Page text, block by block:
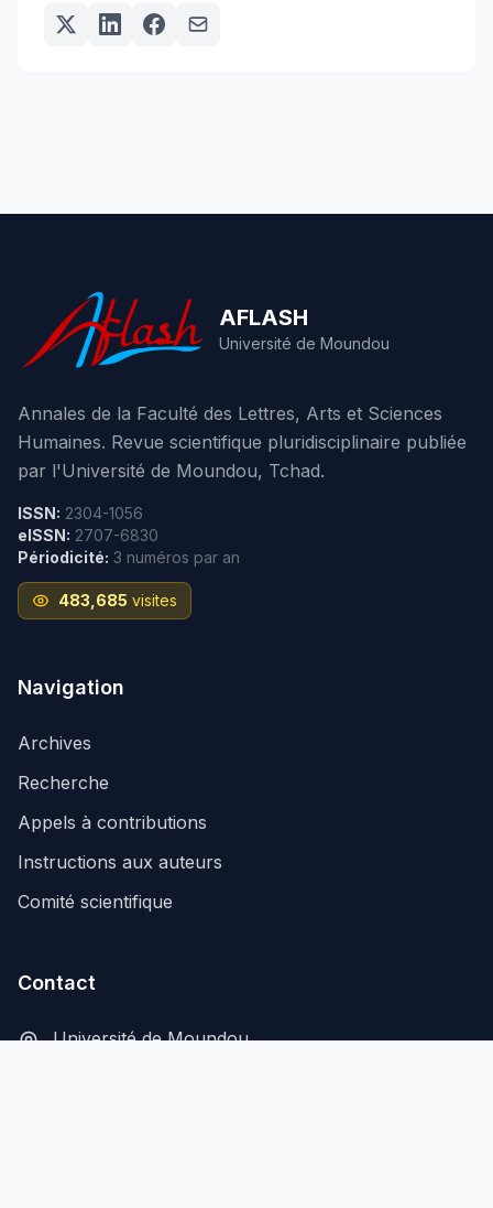
AFLASH
Université de Moundou
Annales de la Faculté des Lettres, Arts et Sciences
Humaines. Revue scientifique pluridisciplinaire publiée
par l'Université de Moundou, Tchad.
ISSN: 2304-1056
eISSN: 2707-6830
Périodicité: 3 numéros par an
483,685 visites
Navigation
Archives
Recherche
Appels à contributions
Instructions aux auteurs
Comité scientifique
Contact
Université de Moundou